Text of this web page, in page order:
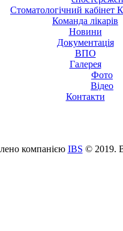
Стоматологічний
Команда лікарів
Новини
Документація
ВПО
Галерея
Фото
Відео
Контакти
компанією IBS © 2019.